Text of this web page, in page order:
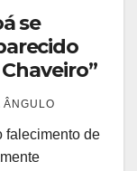
se
ÂNGULO
falecimento de